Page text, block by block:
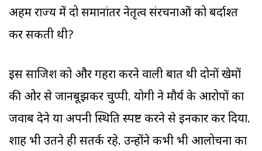
अहम राज्य में दो समानांतर नेतृत्व संरचनाओं को बर्दाश्त
कर सकती थी?
इस साजिश को और गहरा करने वाली बात थी दोनों खेमों
की ओर से जानबूझकर चुप्पी. योगी ने मौर्य के आरोपों का
जवाब देने या अपनी स्थिति स्पष्ट करने से इनकार कर दिया.
शाह भी उतने ही सतर्क रहे. उन्होंने कभी भी आलोचना का